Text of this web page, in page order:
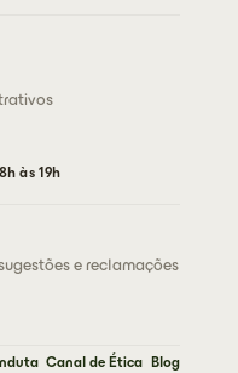
às 19h
e reclamações
Canal de Ética Blog